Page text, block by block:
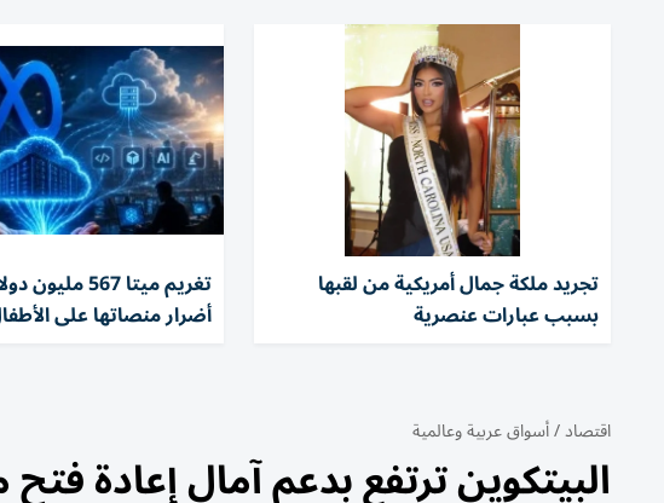
تجريد ملكة جمال أمريكية من لقبها
بسبب عبارات عنصرية
تغريم ميتا 567
أضرار منصاتها على
اقتصاد/أسواق عربية وعالمية
البيتكوين ترتفع بدعم آمال إعادة